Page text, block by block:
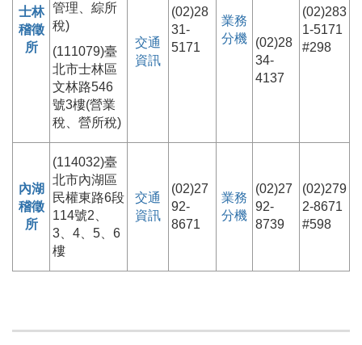
士林
稽徵
所
管理、綜所
稅)
(111079)臺
北市士林區
文林路546
號3樓(營業
稅、營所稅)
交通
資訊
(02)28
31-
5171
業務
分機
(02)28
34-
4137
(02)283
1-5171
#298
內湖
稽徵
所
(114032)臺
北市內湖區
民權東路6段
114號2、
3、4、5、6
樓
交通
資訊
(02)27
92-
8671
業務
分機
(02)27
92-
8739
(02)279
2-8671
#598